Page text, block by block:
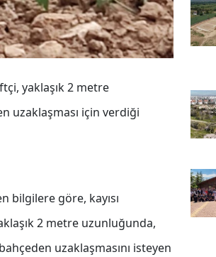
yaklaşık 2 metre
uzaklaşması için verdiği
bilgilere göre, kayısı
2 metre uzunluğunda,
uzaklaşmasını isteyen